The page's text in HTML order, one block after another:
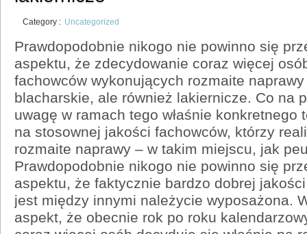
Category : Uncategorized
Prawdopodobnie nikogo nie powinno się
aspektu, że zdecydowanie coraz więcej
fachowców wykonujących rozmaite
blacharskie, ale również lakiernicze. Co na
uwagę w ramach tego właśnie konkretnego
na stosownej jakości fachowców, którzy
rozmaite naprawy – w takim miejscu, jak
Prawdopodobnie nikogo nie powinno się
aspektu, że faktycznie bardzo dobrej
jest między innymi należycie wyposażona.
aspekt, że obecnie rok po roku